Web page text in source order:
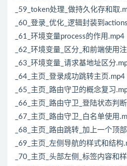
_59_token处理_做持久化存和取
_60_登录_优化_逻辑封装到
_61_环境变量process的作用.mp4
_62_环境变量_区分_和前端使用
_63_环境变量_请求基地址区分
_64_主页_登录成功跳转主页.mp4
_65_主页_路由守卫的概念复习
_66_主页_路由守卫_登陆状态判
_67_主页_路由守卫_白名单使用
_68_主页_路由跳转_加上一个顶
_69_主页_左侧导航的样式和结构
_70_主页_头部左侧_标签内容和